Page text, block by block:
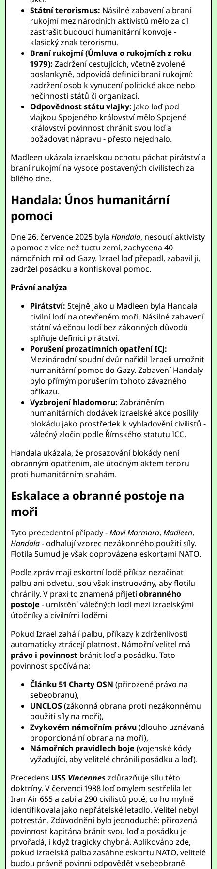
Státní terorismus: Násilné zabavení a braní
rukojmí mezinárodních aktivistů mělo za cíl
zastrašit budoucí humanitární konvoje -
klasický znak terorismu.
Braní rukojmí (Úmluva o rukojmích z roku
1979): Zadržení cestujících, včetně zvolené
poslankyně, odpovídá definici braní rukojmí:
zadržení osob k vynucení politické akce nebo
nečinnosti států či organizací.
Odpovědnost státu vlajky: Jako loď pod
vlajkou Spojeného království mělo Spojené
království povinnost chránit svou loď a
požadovat nápravu - přesto nejednalo.
Madleen ukázala izraelskou ochotu páchat pirátství a
braní rukojmí na vysoce postavených civilistech za
bílého dne.
Handala: Únos humanitární
pomoci
Dne 26. července 2025 bylaHandala, nesoucí aktivisty
a pomoc z více než tuctu zemí, zachycena 40
námořních mil od Gazy. Izrael loď přepadl, zabavil ji,
zadržel posádku a konfiskoval pomoc.
Právní analýza
Pirátství: Stejně jako u Madleen byla Handala
civilní lodí na otevřeném moři. Násilné zabavení
státní válečnou lodí bez zákonných důvodů
splňuje definici pirátství.
Porušení prozatímních opatření ICJ:
Mezinárodní soudní dvůr nařídil Izraeli umožnit
humanitární pomoc do Gazy. Zabavení Handaly
bylo přímým porušením tohoto závazného
příkazu.
Vyzbrojení hladomoru: Zabráněním
humanitárních dodávek izraelské akce posílily
blokádu jako prostředek k vyhladovění civilistů -
válečný zločin podle Římského statutu ICC.
Handala ukázala, že prosazování blokády není
obranným opatřením, ale útočným aktem teroru
proti humanitárním snahám.
Eskalace a obranné postoje na
moři
Tyto precedentní případy -Mavi Marmara,Madleen,
Handala- odhalují vzorec nezákonného použití síly.
Flotila Sumud je však doprovázena eskortami NATO.
Podle zpráv mají eskortní lodě příkaz nezačínat
palbu ani odvetu. Jsou však instruovány, aby flotilu
chránily. V praxi to znamená přijetíobranného
postoje - umístění válečných lodí mezi izraelskými
útočníky a civilními loděmi.
Pokud Izrael zahájí palbu, příkazy k zdrženlivosti
automaticky ztrácejí platnost. Námořní velitel má
právo i povinnost bránit loď a posádku. Tato
povinnost spočívá na:
Článku 51 Charty OSN (přirozené právo na
sebeobranu),
UNCLOS(zákonná obrana proti nezákonnému
použití síly na moři),
Zvykovém námořním právu(dlouho uznávaná
proporcionální obrana na moři),
Námořních pravidlech boje (vojenské kódy
vyžadující, aby velitelé chránili posádku a loď).
Precedens USS Vincennes zdůrazňuje sílu této
doktríny. V červenci 1988 loď omylem sestřelila let
Iran Air 655 a zabila 290 civilistů poté, co ho mylně
identifikovala jako nepřátelské letadlo. Velitel nebyl
potrestán. Zdůvodnění bylo jednoduché: přirozená
povinnost kapitána bránit svou loď a posádku je
prvořadá, i když tragicky chybná. Aplikováno zde,
pokud izraelská palba zasáhne eskortu NATO, velitelé
budou právně povinni odpovědět v sebeobraně.